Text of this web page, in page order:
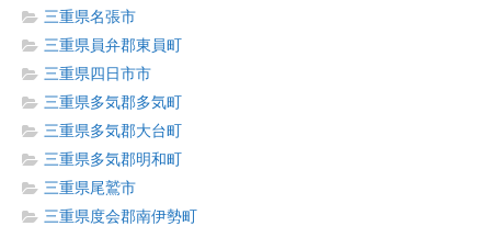
三重県名張市
三重県員弁郡東員町
三重県四日市市
三重県多気郡多気町
三重県多気郡大台町
三重県多気郡明和町
三重県尾鷲市
三重県度会郡南伊勢町